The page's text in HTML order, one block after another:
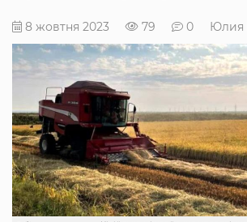
8 жовтня 2023 79 0 Юлия